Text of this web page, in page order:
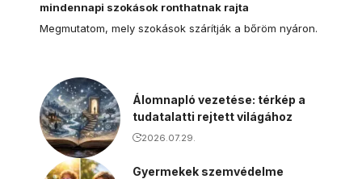
mindennapi szokások ronthatnak rajta
Megmutatom, mely szokások szárítják a bőröm nyáron.
Álomnapló vezetése: térkép a
tudatalatti rejtett világához
2026.07.29.
Gyermekek szemvédelme